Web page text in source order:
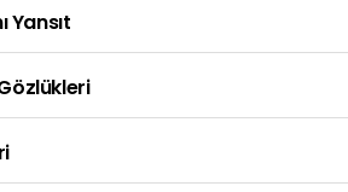
Yansıt